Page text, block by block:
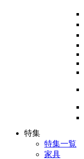
特集
特集一覧
家具